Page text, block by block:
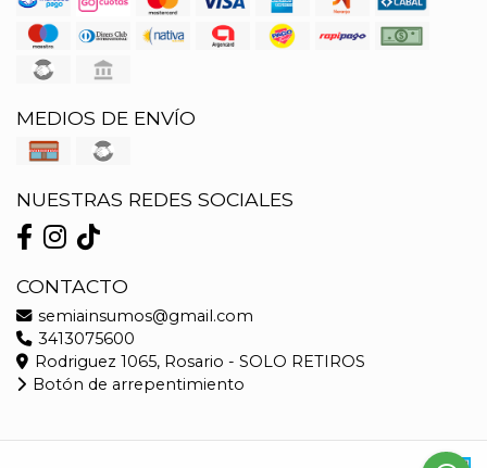
MEDIOS DE ENVÍO
NUESTRAS REDES SOCIALES
CONTACTO
semiainsumos@gmail.com
3413075600
Rodriguez 1065, Rosario - SOLO RETIROS
Botón de arrepentimiento